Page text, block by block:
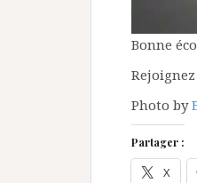
Bonne
Photo by
Partager :
X